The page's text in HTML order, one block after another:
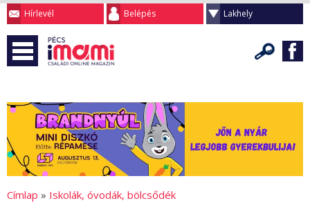
Hírlevél Belépés Lakhely
Címlap » Iskolák, óvodák, bölcsődék